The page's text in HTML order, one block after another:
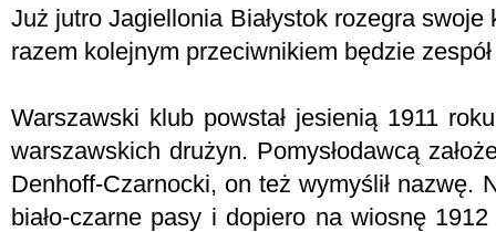
Już jutro Jagiellonia Białystok rozegra
razem kolejnym przeciwnikiem będzie
Warszawski klub powstał jesienią 1911
warszawskich drużyn. Pomysłodawcą
Denhoff-Czarnocki, on też wymyślił nazwę.
biało-czarne pasy i dopiero na wiosnę